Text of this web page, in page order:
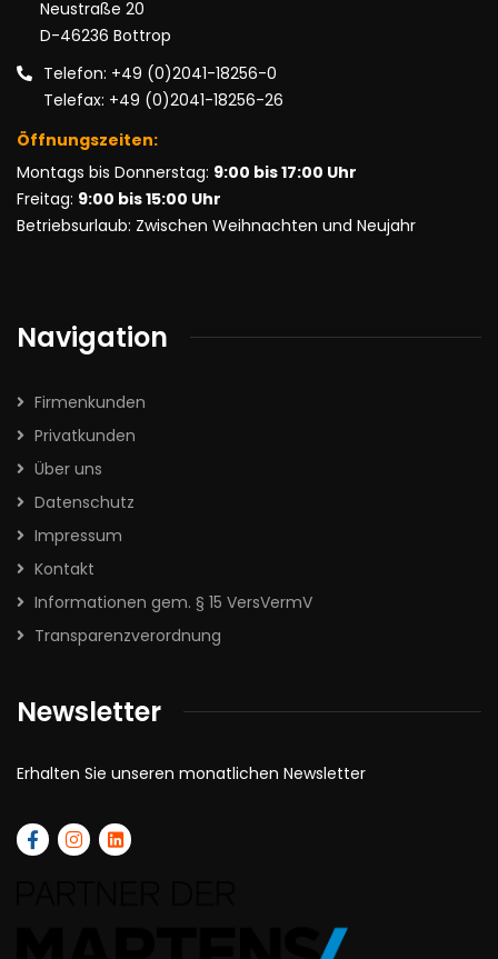
Neustraße 20
D-46236 Bottrop
Telefon: +49 (0)2041-18256-0
Telefax: +49 (0)2041-18256-26
Öffnungszeiten:
Montags bis Donnerstag: 9:00 bis 17:00 Uhr
Freitag: 9:00 bis 15:00 Uhr
Betriebsurlaub: Zwischen Weihnachten und Neujahr
Navigation
Firmenkunden
Privatkunden
Über uns
Datenschutz
Impressum
Kontakt
Informationen gem. § 15 VersVermV
Transparenzverordnung
Newsletter
Erhalten Sie unseren monatlichen Newsletter